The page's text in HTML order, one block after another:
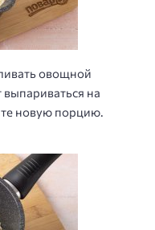
овощной
на
новую порцию.